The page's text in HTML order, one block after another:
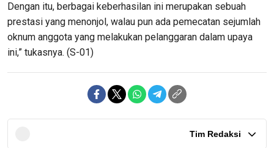
Dengan itu, berbagai keberhasilan ini merupakan sebuah
prestasi yang menonjol, walau pun ada pemecatan sejumlah
oknum anggota yang melakukan pelanggaran dalam upaya
ini,” tukasnya. (S-01)
Tim Redaksi